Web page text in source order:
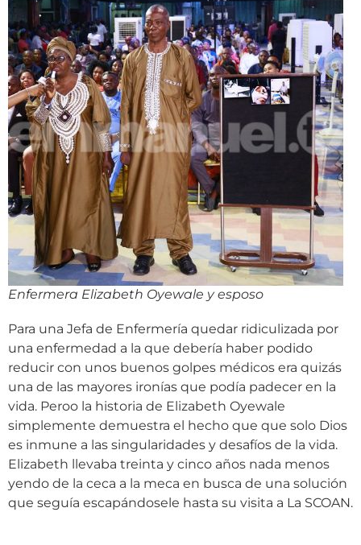
Enfermera Elizabeth Oyewale y esposo
Para una Jefa de Enfermería quedar ridiculizada por
una enfermedad a la que debería haber podido
reducir con unos buenos golpes médicos era quizás
una de las mayores ironías que podía padecer en la
vida. Peroo la historia de Elizabeth Oyewale
simplemente demuestra el hecho que que solo Dios
es inmune a las singularidades y desafíos de la vida.
Elizabeth llevaba treinta y cinco años nada menos
yendo de la ceca a la meca en busca de una solución
que seguía escapándosele hasta su visita a La SCOAN.